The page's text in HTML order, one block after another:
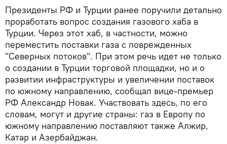
Президенты РФ и Турции ранее поручили детально
проработать вопрос создания газового хаба в
Турции. Через этот хаб, в частности, можно
переместить поставки газа с поврежденных
"Северных потоков". При этом речь идет не только
о создании в Турции торговой площадки, но и о
развитии инфраструктуры и увеличении поставок
по южному направлению, сообщал вице-премьер
РФ Александр Новак. Участвовать здесь, по его
словам, могут и другие страны: газ в Европу по
южному направлению поставляют также Алжир,
Катар и Азербайджан.